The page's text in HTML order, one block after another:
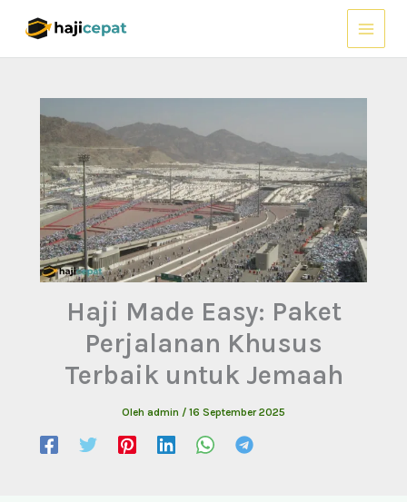
Haji Made Easy: Paket
Perjalanan Khusus
Terbaik untuk Jemaah
Oleh admin / 16 September 2025